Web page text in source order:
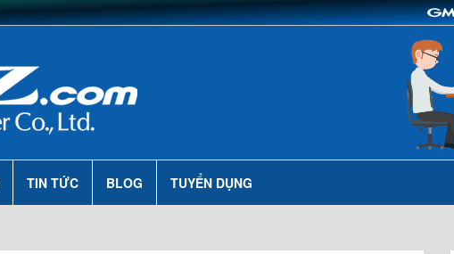
TIN TỨC BLOG TUYỂN DỤNG